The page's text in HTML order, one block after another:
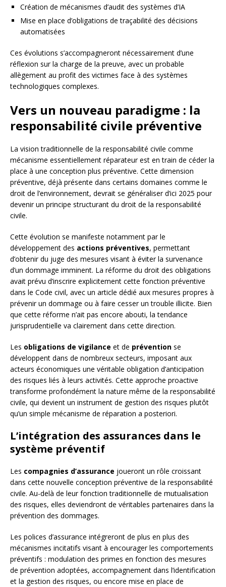
Création de mécanismes d’audit des systèmes d’IA
Mise en place d’obligations de traçabilité des décisions
automatisées
Ces évolutions s’accompagneront nécessairement d’une
réflexion sur la charge de la preuve, avec un probable
allègement au profit des victimes face à des systèmes
technologiques complexes.
Vers un nouveau paradigme : la
responsabilité civile préventive
La vision traditionnelle de la responsabilité civile comme
mécanisme essentiellement réparateur est en train de céder la
place à une conception plus préventive. Cette dimension
préventive, déjà présente dans certains domaines comme le
droit de l’environnement, devrait se généraliser d’ici 2025 pour
devenir un principe structurant du droit de la responsabilité
civile.
Cette évolution se manifeste notamment par le
développement des actions préventives, permettant
d’obtenir du juge des mesures visant à éviter la survenance
d’un dommage imminent. La réforme du droit des obligations
avait prévu d’inscrire explicitement cette fonction préventive
dans le Code civil, avec un article dédié aux mesures propres à
prévenir un dommage ou à faire cesser un trouble illicite. Bien
que cette réforme n’ait pas encore abouti, la tendance
jurisprudentielle va clairement dans cette direction.
Les obligations de vigilance et de prévention se
développent dans de nombreux secteurs, imposant aux
acteurs économiques une véritable obligation d’anticipation
des risques liés à leurs activités. Cette approche proactive
transforme profondément la nature même de la responsabilité
civile, qui devient un instrument de gestion des risques plutôt
qu’un simple mécanisme de réparation a posteriori.
L’intégration des assurances dans le
système préventif
Les compagnies d’assurance joueront un rôle croissant
dans cette nouvelle conception préventive de la responsabilité
civile. Au-delà de leur fonction traditionnelle de mutualisation
des risques, elles deviendront de véritables partenaires dans la
prévention des dommages.
Les polices d’assurance intégreront de plus en plus des
mécanismes incitatifs visant à encourager les comportements
préventifs : modulation des primes en fonction des mesures
de prévention adoptées, accompagnement dans l’identification
et la gestion des risques, ou encore mise en place de